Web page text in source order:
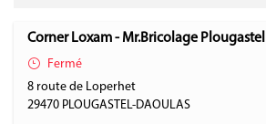
Corner Loxam - Mr.Bricolage Plougastel
Fermé
8 route de Loperhet
29470 PLOUGASTEL-DAOULAS